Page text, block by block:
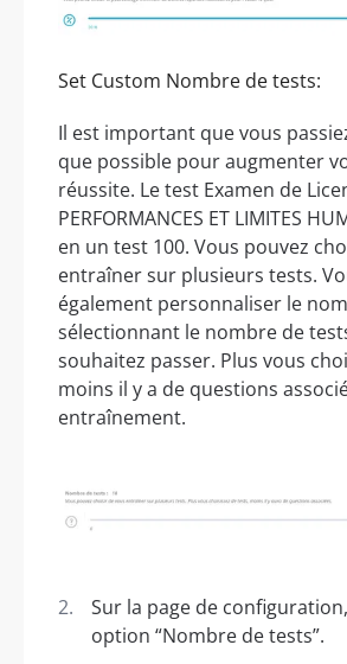
Set Custom Nombre de tests:
Il est important que vous
que possible pour augmenter
réussite. Le test Examen de
PERFORMANCES ET LIMITES
en un test 100. Vous pouvez
entraîner sur plusieurs tests.
également personnaliser le
sélectionnant le nombre de
souhaitez passer. Plus vous
moins il y a de questions
entraînement.
Sur la page de
option “Nombre de tests”.